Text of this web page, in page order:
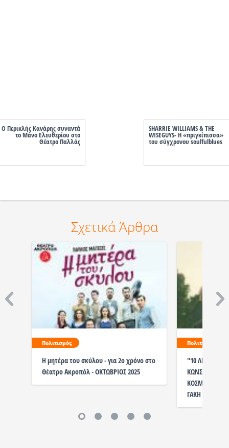
Ο Περικλής Κανάρης συναντά
το Μάνο Ελευθερίου στο
Θέατρο Παλλάς
SHARRIE WILLIAMS & THE
WISEGUYS- Η «πριγκίπισσα»
του σύγχρονου soulfulblues
Σχετικά Άρθρα
Πολιτισμός
Η μητέρα του σκύλου - για 2ο χρόνο στο
Θέατρο Ακροπόλ - ΟΚΤΩΒΡΙΟΣ 2025
Πολιτισμός
"10 ΛΕΠΤΑ"
ΚΟΣΜΙΔΟΥ ΣΕ
ΓΑΚΗ